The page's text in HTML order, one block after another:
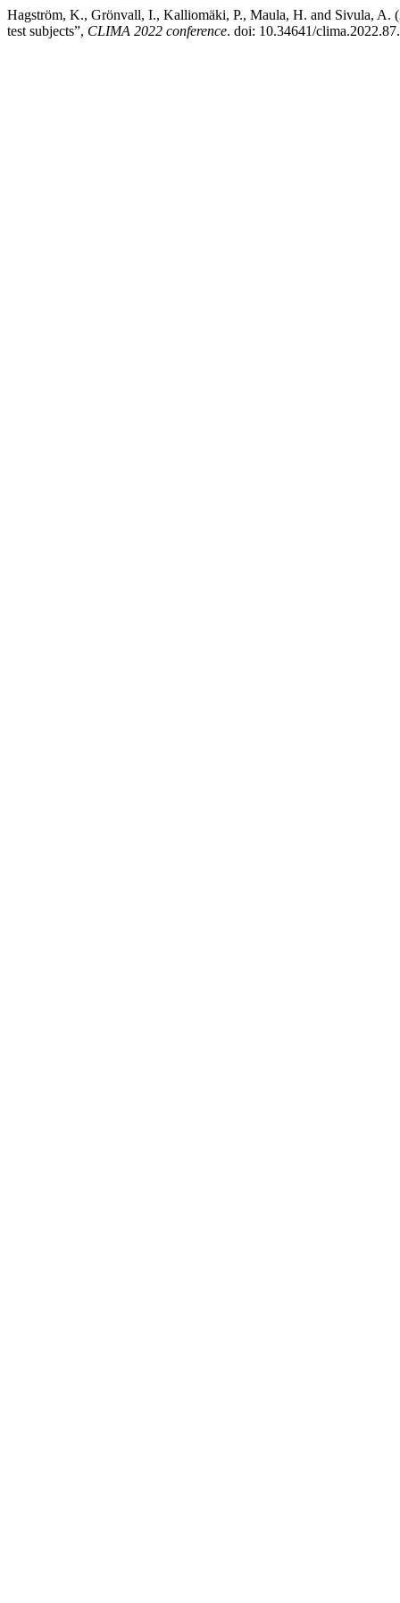
Hagström, K., Grönvall, I., Kalliomäki, P., Maula, H. and Sivula, A.
test subjects”, CLIMA 2022 conference. doi: 10.34641/clima.2022.87.